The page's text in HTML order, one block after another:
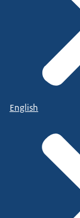
English